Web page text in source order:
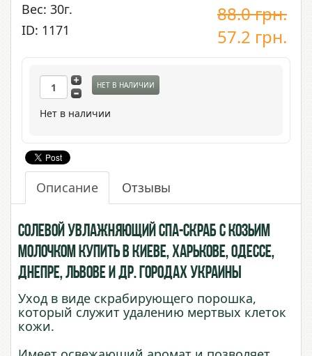
Вес: 30г.
ID: 1171
88.0грн.
57.2 грн.
НЕТ В НАЛИЧИИ
Нет в наличии
Описание Отзывы
Солевой увлажняющий СПА-скраб с Козьим
Молочком купить в Киеве, Харькове, Одессе,
Днепре, Львове и др. городах Украины
Уход в виде скрабирующего порошка,
который служит удалению мертвых клеток
кожи.